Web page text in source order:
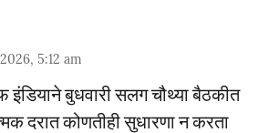
5:12 am
इंडियाने बुधवारी सलग चौथ्या बैठकीत
दरात कोणतीही सुधारणा न करता